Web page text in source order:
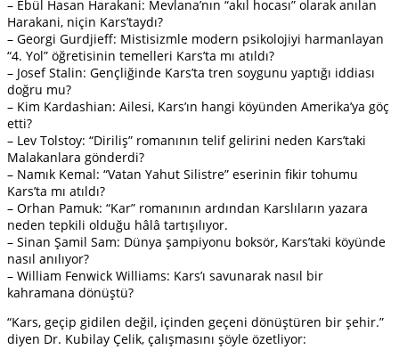
– Ebül Hasan Harakani: Mevlana’nın “akıl hocası” olarak anılan
Harakani, niçin Kars’taydı?
– Georgi Gurdjieff: Mistisizmle modern psikolojiyi harmanlayan
“4. Yol” öğretisinin temelleri Kars’ta mı atıldı?
– Josef Stalin: Gençliğinde Kars’ta tren soygunu yaptığı iddiası
doğru mu?
– Kim Kardashian: Ailesi, Kars’ın hangi köyünden Amerika’ya göç
etti?
– Lev Tolstoy: “Diriliş” romanının telif gelirini neden Kars’taki
Malakanlara gönderdi?
– Namık Kemal: “Vatan Yahut Silistre” eserinin fikir tohumu
Kars’ta mı atıldı?
– Orhan Pamuk: “Kar” romanının ardından Karslıların yazara
neden tepkili olduğu hâlâ tartışılıyor.
– Sinan Şamil Sam: Dünya şampiyonu boksör, Kars’taki köyünde
nasıl anılıyor?
– William Fenwick Williams: Kars’ı savunarak nasıl bir
kahramana dönüştü?
“Kars, geçip gidilen değil, içinden geçeni dönüştüren bir şehir.”
diyen Dr. Kubilay Çelik, çalışmasını şöyle özetliyor: